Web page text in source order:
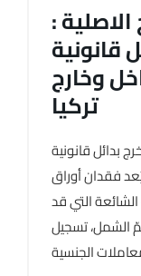
:
قانونية
وخارج
تركيا
بدائل قانونية
فقدان أوراق
التي قد
الشمل، تسجيل